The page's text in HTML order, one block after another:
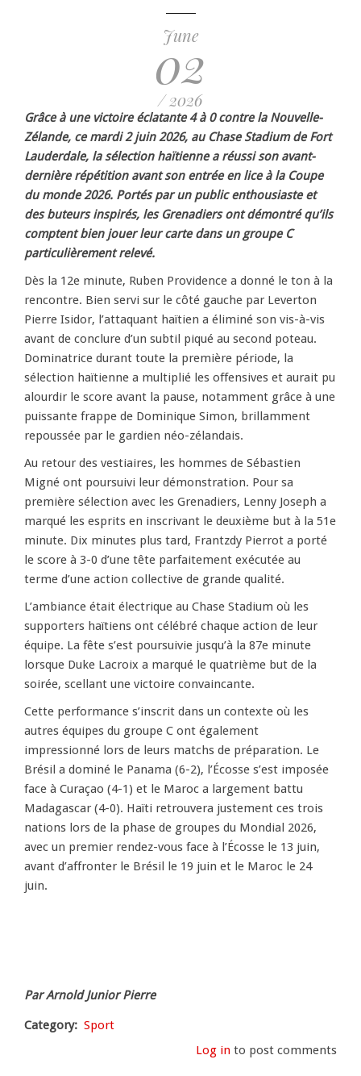
June
02
/ 2026
Grâce à une victoire éclatante 4 à 0 contre la Nouvelle-
Zélande, ce mardi 2 juin 2026, au Chase Stadium de Fort
Lauderdale, la sélection haïtienne a réussi son avant-
dernière répétition avant son entrée en lice à la Coupe
du monde 2026. Portés par un public enthousiaste et
des buteurs inspirés, les Grenadiers ont démontré qu’ils
comptent bien jouer leur carte dans un groupe C
particulièrement relevé.
Dès la 12e minute, Ruben Providence a donné le ton à la
rencontre. Bien servi sur le côté gauche par Leverton
Pierre Isidor, l’attaquant haïtien a éliminé son vis-à-vis
avant de conclure d’un subtil piqué au second poteau.
Dominatrice durant toute la première période, la
sélection haïtienne a multiplié les offensives et aurait pu
alourdir le score avant la pause, notamment grâce à une
puissante frappe de Dominique Simon, brillamment
repoussée par le gardien néo-zélandais.
Au retour des vestiaires, les hommes de Sébastien
Migné ont poursuivi leur démonstration. Pour sa
première sélection avec les Grenadiers, Lenny Joseph a
marqué les esprits en inscrivant le deuxième but à la 51e
minute. Dix minutes plus tard, Frantzdy Pierrot a porté
le score à 3-0 d’une tête parfaitement exécutée au
terme d’une action collective de grande qualité.
L’ambiance était électrique au Chase Stadium où les
supporters haïtiens ont célébré chaque action de leur
équipe. La fête s’est poursuivie jusqu’à la 87e minute
lorsque Duke Lacroix a marqué le quatrième but de la
soirée, scellant une victoire convaincante.
Cette performance s’inscrit dans un contexte où les
autres équipes du groupe C ont également
impressionné lors de leurs matchs de préparation. Le
Brésil a dominé le Panama (6-2), l’Écosse s’est imposée
face à Curaçao (4-1) et le Maroc a largement battu
Madagascar (4-0). Haïti retrouvera justement ces trois
nations lors de la phase de groupes du Mondial 2026,
avec un premier rendez-vous face à l’Écosse le 13 juin,
avant d’affronter le Brésil le 19 juin et le Maroc le 24
juin.
Par Arnold Junior Pierre
Category
Sport
Log in to post comments